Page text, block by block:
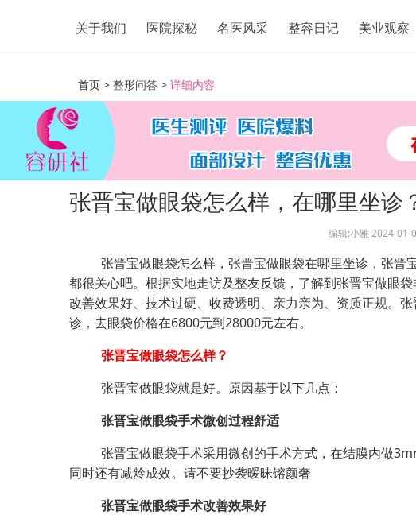
关于我们 医院探秘 名医风采 整容日记 美业观察
首页 > 整形问答 >详细内容
张晋宝做眼袋怎么样，在哪里坐诊
编辑:小雅2024-01-
张晋宝做眼袋怎么样，张晋宝做眼袋在哪里坐诊，张晋
都很关心吧。根据实地走访及整友反馈，了解到张晋宝做眼
改善效果好、技术过硬、收费透明、亲力亲为、资质正规。
诊，去眼袋价格在6800元到28000元左右。
张晋宝做眼袋怎么样？
张晋宝做眼袋就是好。原因基于以下几点：
张晋宝做眼袋手术微创过程舒适
张晋宝做眼袋手术采用微创的手术方式，在结膜内做
同时还有减龄成效。请不要抄袭暧昧镕颜奢
张晋宝做眼袋手术改善效果好